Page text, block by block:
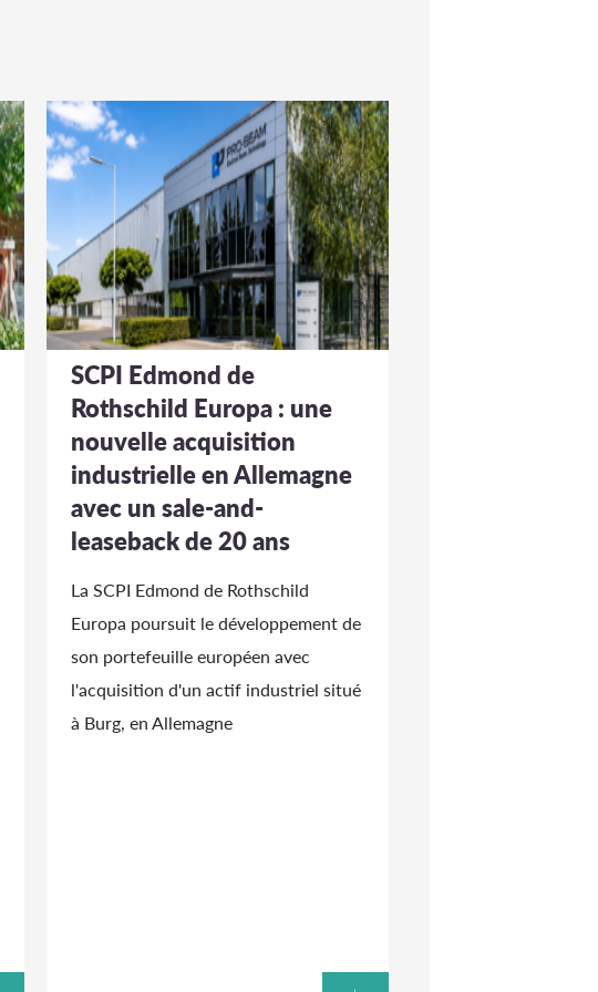
SCPI Edmond de
Rothschild Europa : une
nouvelle acquisition
industrielle en Allemagne
avec un sale-and-
leaseback de 20 ans
La SCPI Edmond de Rothschild
Europa poursuit le développement de
son portefeuille européen avec
l'acquisition d'un actif industriel situé
à Burg, en Allemagne